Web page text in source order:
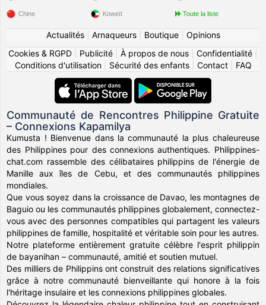
Chine Koweït Toute la liste
Actualités| Arnaqueurs| Boutique| Opinions
Cookies & RGPD
Publicité À propos de nous Confidentialité
Conditions d'utilisation| Sécurité des enfants| Contact| FAQ
Communauté de Rencontres Philippine Gratuite
– Connexions Kapamilya
Kumusta ! Bienvenue dans la communauté la plus chaleureuse
des Philippines pour des connexions authentiques. Philippines-
chat.com rassemble des célibataires philippins de l'énergie de
Manille aux îles de Cebu, et des communautés philippines
mondiales.
Que vous soyez dans la croissance de Davao, les montagnes de
Baguio ou les communautés philippines globalement, connectez-
vous avec des personnes compatibles qui partagent les valeurs
philippines de famille, hospitalité et véritable soin pour les autres.
Notre plateforme entièrement gratuite célèbre l'esprit philippin
de bayanihan – communauté, amitié et soutien mutuel.
Des milliers de Philippins ont construit des relations significatives
grâce à notre communauté bienveillante qui honore à la fois
l'héritage insulaire et les connexions philippines globales.